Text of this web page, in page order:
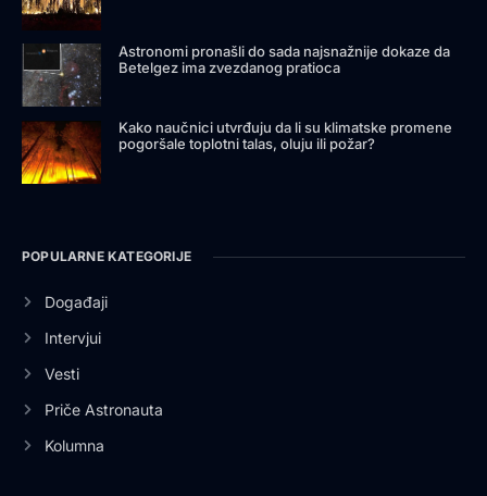
Astronomi pronašli do sada najsnažnije dokaze da
Betelgez ima zvezdanog pratioca
Kako naučnici utvrđuju da li su klimatske promene
pogoršale toplotni talas, oluju ili požar?
POPULARNE KATEGORIJE
Događaji
Intervjui
Vesti
Priče Astronauta
Kolumna